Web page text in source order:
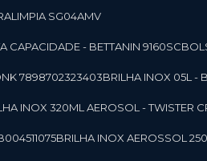
SG04AMV
CAPACIDADE - BETTANIN 9160SC
7898702323403 BRILHA INOX 05L -
INOX 320ML AEROSOL - TWISTER
BRILHA INOX AEROSSOL